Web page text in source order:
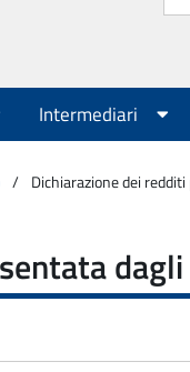
Intermediari
Dichiarazione dei